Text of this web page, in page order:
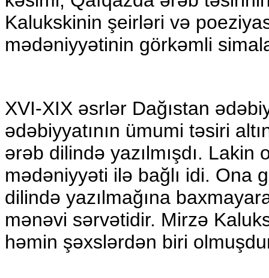
Kalukskinin şeirləri və
mədəniyyətinin görkəmli
XVI-XIX əsrlər Dağıstan
ədəbiyyatının ümumi təsiri
ərəb dilində yazılmışdı. Lakin
mədəniyyəti ilə bağlı idi. Ona
dilində yazılmağına
mənəvi sərvətidir. Mirzə
həmin şəxslərdən biri